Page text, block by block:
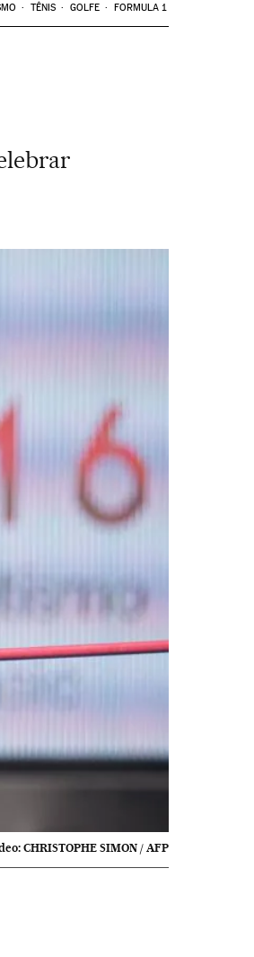
TÊNIS GOLFE FORMULA 1
CHRISTOPHE SIMON / AFP